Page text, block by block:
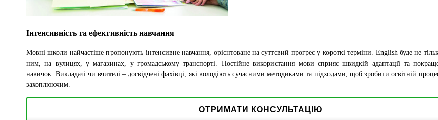
Інтенсивність та ефективність навчання
Мовні школи найчастіше пропонують інтенсивне навчання, орієнтоване на суттєвий прогрес у короткі терміни. English буде не
ним, на вулицях, у магазинах, у громадському транспорті. Постійне використання мови сприяє швидкій адаптації та
навичок. Викладачі чи вчителі – досвідчені фахівці, які володіють сучасними методиками та підходами, щоб зробити освітній
захоплюючим.
ОТРИМАТИ КОНСУЛЬТАЦІЮ